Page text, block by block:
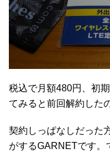
税込で月額480円、初
てみると前回解約した
契約しっぱなしだった
がするGARNETです。